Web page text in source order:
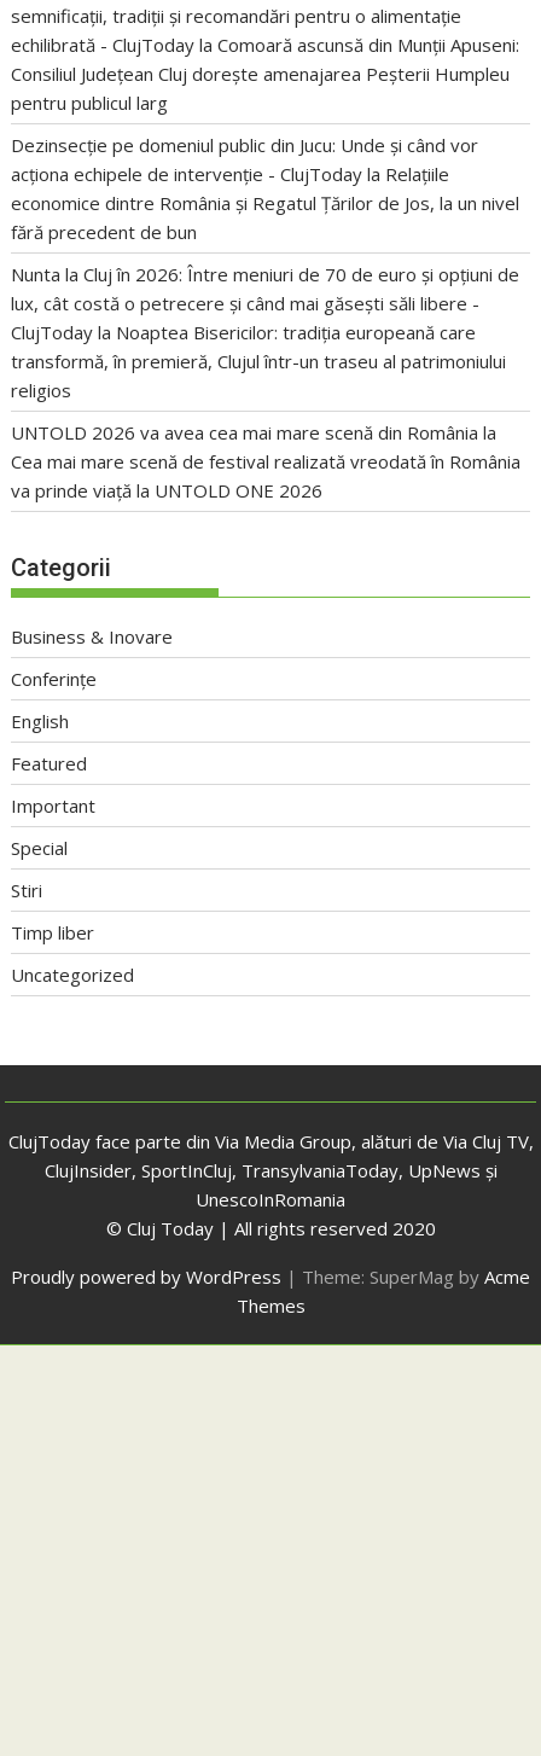
semnificații, tradiții și recomandări pentru o alimentație
echilibrată - ClujToday laComoară ascunsă din Munții Apuseni:
Consiliul Județean Cluj dorește amenajarea Peșterii Humpleu
pentru publicul larg
Dezinsecție pe domeniul public din Jucu: Unde și când vor
acționa echipele de intervenție - ClujToday la Relațiile
economice dintre România și Regatul Țărilor de Jos, la un nivel
fără precedent de bun
Nunta la Cluj în 2026: Între meniuri de 70 de euro și opțiuni de
lux, cât costă o petrecere și când mai găsești săli libere -
ClujToday la Noaptea Bisericilor: tradiția europeană care
transformă, în premieră, Clujul într-un traseu al patrimoniului
religios
UNTOLD 2026 va avea cea mai mare scenă din România la
Cea mai mare scenă de festival realizată vreodată în România
va prinde viață la UNTOLD ONE 2026
Categorii
Business & Inovare
Conferințe
English
Featured
Important
Special
Stiri
Timp liber
Uncategorized
ClujToday face parte din Via Media Group, alături de Via Cluj TV,
ClujInsider, SportInCluj, TransylvaniaToday, UpNews și
UnescoInRomania
© Cluj Today | All rights reserved 2020
Proudly powered by WordPress | Theme: SuperMag by Acme
Themes